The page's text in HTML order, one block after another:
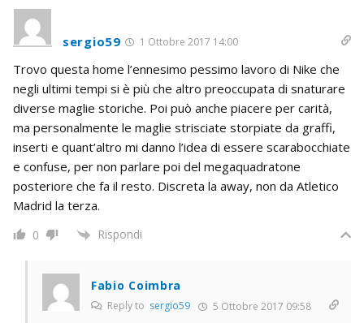
sergio59 1 Ottobre 2017 14:00
Trovo questa home l’ennesimo pessimo lavoro di Nike che
negli ultimi tempi si è più che altro preoccupata di snaturare
diverse maglie storiche. Poi può anche piacere per carità,
ma personalmente le maglie strisciate storpiate da graffi,
inserti e quant’altro mi danno l’idea di essere scarabocchiate
e confuse, per non parlare poi del megaquadratone
posteriore che fa il resto. Discreta la away, non da Atletico
Madrid la terza.
0 Rispondi
Fabio Coimbra
Reply to sergio59 5 Ottobre 2017 09:58